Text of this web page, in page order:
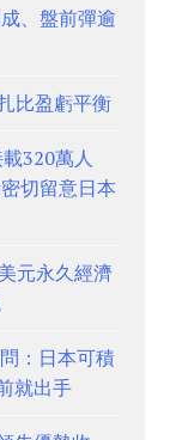
、盤前彈逾
比盈虧平衡
320萬人
切留意日本
元永久經濟
：日本可積
就出手